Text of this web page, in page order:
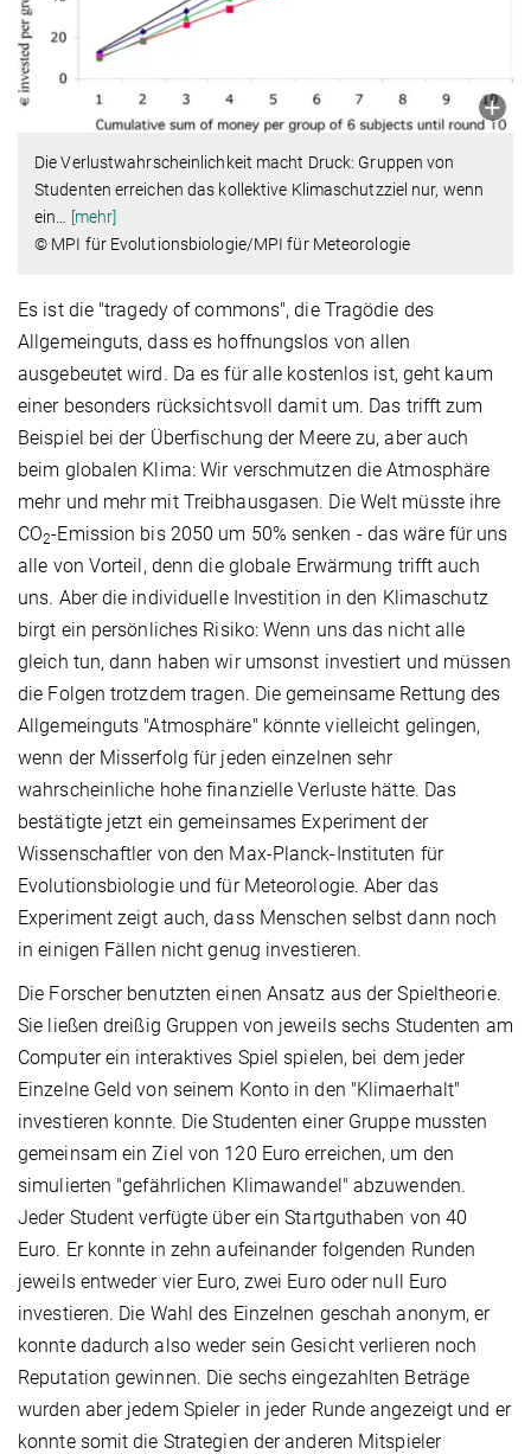
Die Verlustwahrscheinlichkeit macht Druck: Gruppen von
Studenten erreichen das kollektive Klimaschutzziel nur, wenn
ein… [mehr]
© MPI für Evolutionsbiologie/MPI für Meteorologie
Es ist die "tragedy of commons", die Tragödie des
Allgemeinguts, dass es hoffnungslos von allen
ausgebeutet wird. Da es für alle kostenlos ist, geht kaum
einer besonders rücksichtsvoll damit um. Das trifft zum
Beispiel bei der Überfischung der Meere zu, aber auch
beim globalen Klima: Wir verschmutzen die Atmosphäre
mehr und mehr mit Treibhausgasen. Die Welt müsste ihre
CO2-Emission bis 2050 um 50% senken - das wäre für uns
alle von Vorteil, denn die globale Erwärmung trifft auch
uns. Aber die individuelle Investition in den Klimaschutz
birgt ein persönliches Risiko: Wenn uns das nicht alle
gleich tun, dann haben wir umsonst investiert und müssen
die Folgen trotzdem tragen. Die gemeinsame Rettung des
Allgemeinguts "Atmosphäre" könnte vielleicht gelingen,
wenn der Misserfolg für jeden einzelnen sehr
wahrscheinliche hohe finanzielle Verluste hätte. Das
bestätigte jetzt ein gemeinsames Experiment der
Wissenschaftler von den Max-Planck-Instituten für
Evolutionsbiologie und für Meteorologie. Aber das
Experiment zeigt auch, dass Menschen selbst dann noch
in einigen Fällen nicht genug investieren.
Die Forscher benutzten einen Ansatz aus der Spieltheorie.
Sie ließen dreißig Gruppen von jeweils sechs Studenten am
Computer ein interaktives Spiel spielen, bei dem jeder
Einzelne Geld von seinem Konto in den "Klimaerhalt"
investieren konnte. Die Studenten einer Gruppe mussten
gemeinsam ein Ziel von 120 Euro erreichen, um den
simulierten "gefährlichen Klimawandel" abzuwenden.
Jeder Student verfügte über ein Startguthaben von 40
Euro. Er konnte in zehn aufeinander folgenden Runden
jeweils entweder vier Euro, zwei Euro oder null Euro
investieren. Die Wahl des Einzelnen geschah anonym, er
konnte dadurch also weder sein Gesicht verlieren noch
Reputation gewinnen. Die sechs eingezahlten Beträge
wurden aber jedem Spieler in jeder Runde angezeigt und er
konnte somit die Strategien der anderen Mitspieler